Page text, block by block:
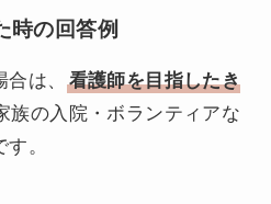
時の回答例
は、
看護師を目指したき
族の入院・ボランティアな
。